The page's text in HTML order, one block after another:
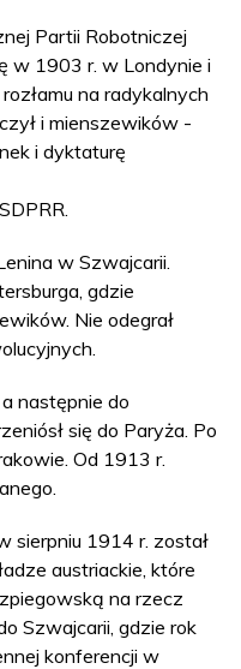
Partii Robotniczej
w 1903 r. w Londynie i
na radykalnych
i mienszewików -
i dyktaturę
w Szwajcarii.
gdzie
Nie odegrał
następnie do
się do Paryża. Po
Od 1913 r.
sierpniu 1914 r. został
austriackie, które
na rzecz
Szwajcarii, gdzie rok
konferencji w